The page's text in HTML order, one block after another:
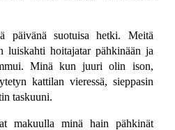
päivänä suotuisa hetki. Meitä
luiskahti hoitajatar pähkinään ja
Minä kun juuri olin ison,
kattilan vieressä, sieppasin
taskuuni.
makuulla minä hain pähkinät